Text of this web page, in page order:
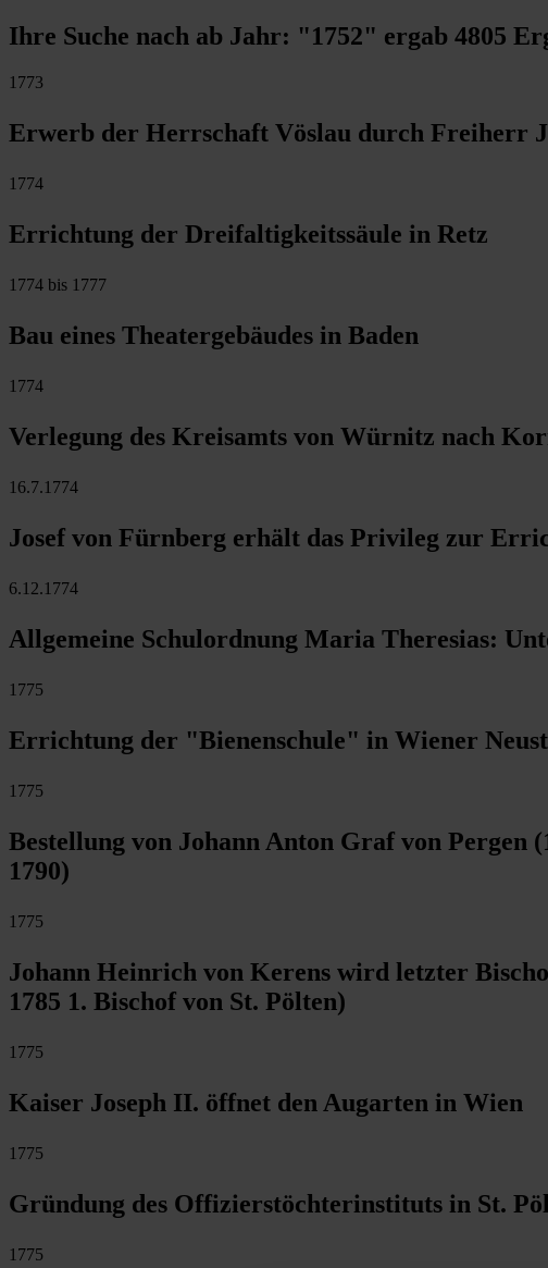
Ihre Suche nach ab Jahr: "1752" ergab 4805
1773
Erwerb der Herrschaft Vöslau durch Freiherr
1774
Errichtung der Dreifaltigkeitssäule in Retz
1774 bis 1777
Bau eines Theatergebäudes in Baden
1774
Verlegung des Kreisamts von Würnitz nach
16.7.1774
Josef von Fürnberg erhält das Privileg zur
6.12.1774
Allgemeine Schulordnung Maria Theresias:
1775
Errichtung der "Bienenschule" in Wiener
1775
Bestellung von Johann Anton Graf von Pergen
1790)
1775
Johann Heinrich von Kerens wird letzter
1785 1. Bischof von St. Pölten)
1775
Kaiser Joseph II. öffnet den Augarten in Wien
1775
Gründung des Offizierstöchterinstituts in St.
1775